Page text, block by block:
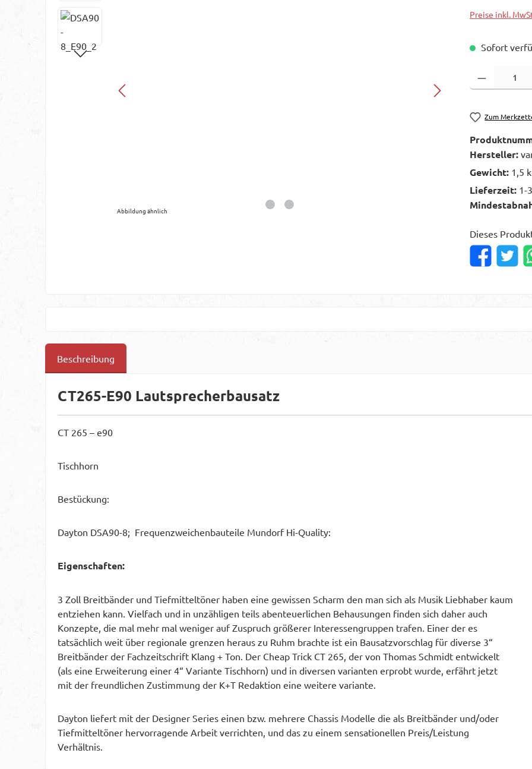
Abbildung ähnlich
Preise inkl.
Sofort
Zum
Hersteller:
Gewicht: 1,5
Lieferzeit: 1-
Dieses
Beschreibung
CT265-E90 Lautsprecherbausatz
CT 265 – e90
Tischhorn
Bestückung:
Dayton DSA90-8; Frequenzweichenbauteile Mundorf Hi-Quality:
Eigenschaften:
3 Zoll Breitbänder und Tiefmitteltöner haben eine gewissen Scharm den man sich als Musik Liebhaber kaum
entziehen kann. Vielfach und in unzähligen teils abenteuerlichen Behausungen finden sich daher auch
Konzepte, die mal mehr mal weniger auf Zuspruch größerer Interessengruppen trafen. Einer der es
tatsächlich weit über regionale grenzen heraus zu Ruhm brachte ist ein Bausatzvorschlag für diverse 3“
Breitbänder der Fachzeitschrift Klang + Ton. Der Cheap Trick CT 265, der von Thomas Schmidt entwickelt
(als eine Erweiterung einer 4“ Variante Tischhorn) und in diversen varianten erprobt wurde, erfährt jetzt
mit der freundlichen Zustimmung der K+T Redaktion eine weitere variante.
Dayton liefert mit der Designer Series einen bzw. mehrere Chassis Modelle die als Breitbänder und/oder
Tiefmitteltöner hervorragende Arbeit verrichten, und das zu einem sensationellen Preis/Leistung
Verhältnis.